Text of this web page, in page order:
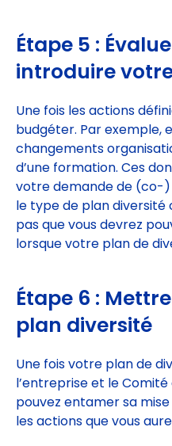
Étape 5 : Év
introduire
Une fois les actions
budgéter. Par exemple,
changements
d’une formation. Ces
votre demande de (co-
le type de plan diversité
pas que vous devrez
lorsque votre plan de
Étape 6 :
plan diversité
Une fois votre plan de
l’entreprise et le Comité
pouvez entamer sa
les actions que vous